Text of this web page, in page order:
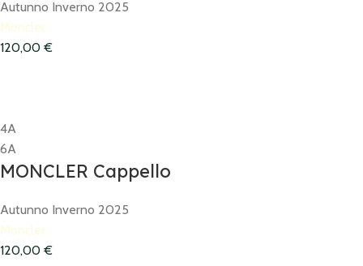
Autunno Inverno 2025
Moncler
120,00 €
4A
6A
MONCLER Cappello
Autunno Inverno 2025
Moncler
120,00 €